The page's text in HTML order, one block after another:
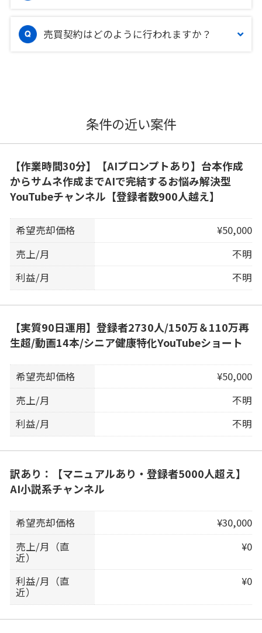
売買契約はどのように行われますか？
条件の近い案件
【作業時間30分】【AIプロンプトあり】台本作成
からサムネ作成までAIで完結するお悩み解決型
YouTubeチャンネル【登録者数900人越え】
希望売却価格
¥50,000
売上/月
不明
利益/月
不明
【実質90日運用】登録者2730人/150万＆110万再
生超/動画14本/シニア健康特化YouTubeショート
希望売却価格
¥50,000
売上/月
不明
利益/月
不明
訳あり：【マニュアルあり・登録者5000人超え】
AI小説系チャンネル
希望売却価格
¥30,000
売上/月（直
近）
¥0
利益/月（直
近）
¥0